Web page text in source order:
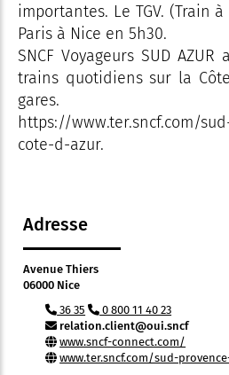
importantes. Le TGV. (Train
Paris à Nice en 5h30.
SNCF Voyageurs SUD AZUR
trains quotidiens sur la
gares.
https://www.ter.sncf.com/
cote-d-azur.
Adresse
Avenue Thiers
06000 Nice
36 35
0 800 11 40 23
relation.client@oui.sncf
www.sncf-connect.com/
www.ter.sncf.com/sud-